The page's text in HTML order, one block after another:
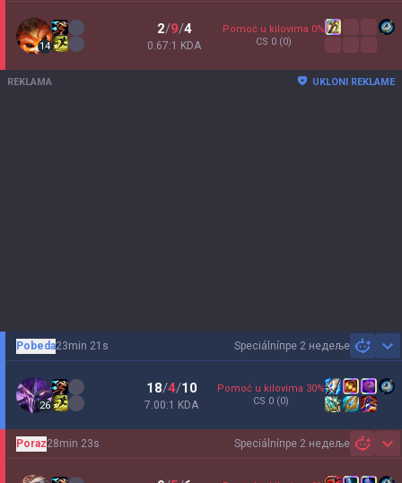
14
2/9/4
0.67:1 KDA
Pomoć u kilovima 0%
CS 0 (0)
REKLAMA UKLONI REKLAME
Speciálníпре 2 недеље
Pobeda23min 21s
26
18/4/10
7.00:1 KDA
Pomoć u kilovima 30%
CS 0 (0)
Speciálníпре 2 недеље
Poraz28min 23s